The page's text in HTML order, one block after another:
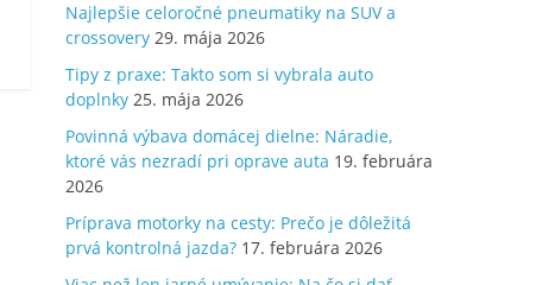
Najlepšie celoročné pneumatiky na SUV a
crossovery 29. mája 2026
Tipy z praxe: Takto som si vybrala auto
doplnky 25. mája 2026
Povinná výbava domácej dielne: Náradie,
ktoré vás nezradí pri oprave auta 19. februára
2026
Príprava motorky na cesty: Prečo je dôležitá
prvá kontrolná jazda? 17. februára 2026